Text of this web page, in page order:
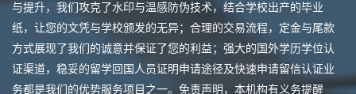
与提升，我们攻克了水印与温感防伪技术，结合学校出产的毕业
纸，让您的文凭与学校颁发的无异；合理的交易流程，定金与尾款
方式展现了我们的诚意并保证了您的利益；强大的国外学历学位认
证渠道，稳妥的留学回国人员证明申请途径及快速申请留信认证业
务都是我们的优势服务项目之一。免责声明，本机构有义务提醒